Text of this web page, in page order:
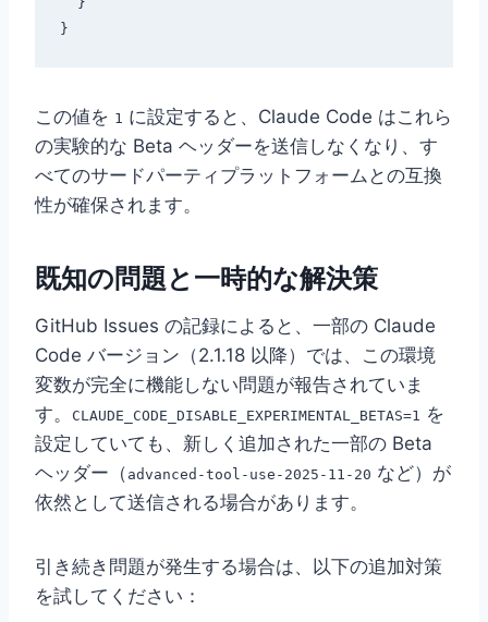
この値を 1 に設定すると、Claude Code はこれら
の実験的な Beta ヘッダーを送信しなくなり、す
べてのサードパーティプラットフォームとの互換
性が確保されます。
既知の問題と一時的な解決策
GitHub Issues の記録によると、一部の Claude
Code バージョン（2.1.18 以降）では、この環境
変数が完全に機能しない問題が報告されていま
す。
CLAUDE_CODE_DISABLE_EXPERIMENTAL_BETAS=1 を
設定していても、新しく追加された一部の Beta
ヘッダー（ advanced-tool-use-2025-11-20 など）が
依然として送信される場合があります。
引き続き問題が発生する場合は、以下の追加対策
を試してください：